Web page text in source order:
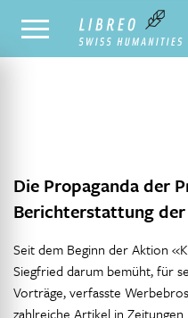
NOTRE CATALOGUE
Die Propaganda der
Berichterstattung
Seit dem Beginn der Aktion
Siegfried darum bemüht, für
Vorträge, verfasste
zahlreiche Artikel in